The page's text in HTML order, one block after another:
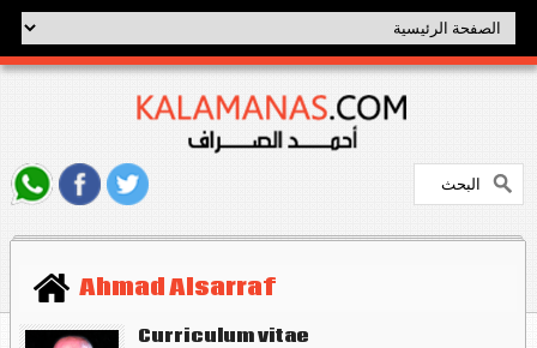
Ahmad Alsarraf
Curriculum vitae